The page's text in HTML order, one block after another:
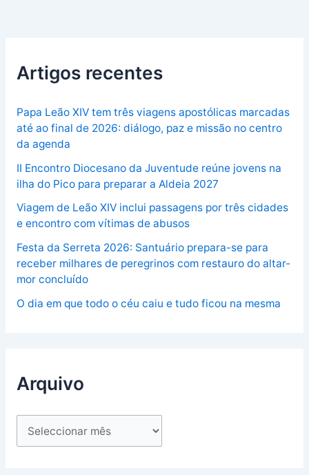
Artigos recentes
Papa Leão XIV tem três viagens apostólicas marcadas
até ao final de 2026: diálogo, paz e missão no centro
da agenda
II Encontro Diocesano da Juventude reúne jovens na
ilha do Pico para preparar a Aldeia 2027
Viagem de Leão XIV inclui passagens por três cidades
e encontro com vítimas de abusos
Festa da Serreta 2026: Santuário prepara-se para
receber milhares de peregrinos com restauro do altar-
mor concluído
O dia em que todo o céu caiu e tudo ficou na mesma
Arquivo